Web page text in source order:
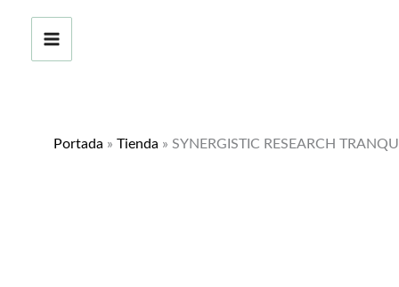
contenido
Portada » Tienda » SYNERGISTIC RESEARCH